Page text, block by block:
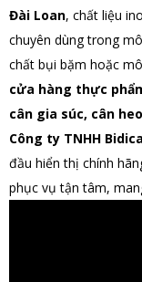
Đài Loan, chất liệu
chuyên dùng trong
chất bụi bặm hoặc
cửa hàng thực
cân gia súc, cân
Công ty TNHH Bidica
đầu hiển thị chính
phục vụ tận tâm,